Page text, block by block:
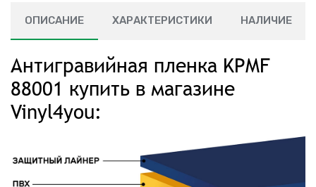
ОПИСАНИЕ ХАРАКТЕРИСТИКИ НАЛИЧИЕ
Антигравийная пленка KPMF
88001 купить в магазине
Vinyl4you: